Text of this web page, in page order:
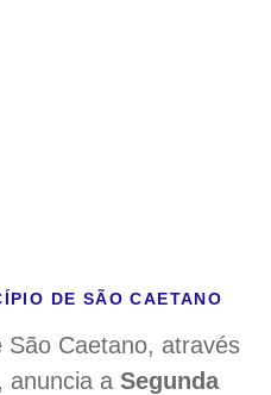
DE SÃO CAETANO
São Caetano, através
anuncia a Segunda